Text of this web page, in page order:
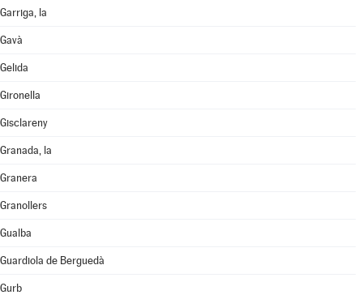
Garriga, la
Gavà
Gelida
Gironella
Gisclareny
Granada, la
Granera
Granollers
Gualba
Guardiola de Berguedà
Gurb